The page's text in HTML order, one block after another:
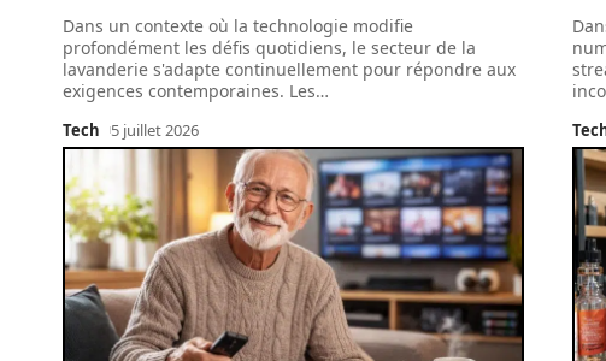
Dans un contexte où la technologie modifie
profondément les défis quotidiens, le secteur de la
lavanderie s'adapte continuellement pour répondre aux
exigences contemporaines. Les…
Tech 5 juillet 2026